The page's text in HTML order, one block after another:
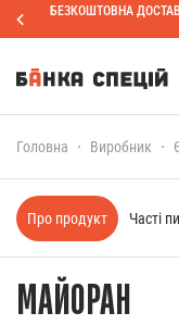
БЕЗКОШТОВНА
Головна Виробник
МАЙОРАН
Про продукт Часті